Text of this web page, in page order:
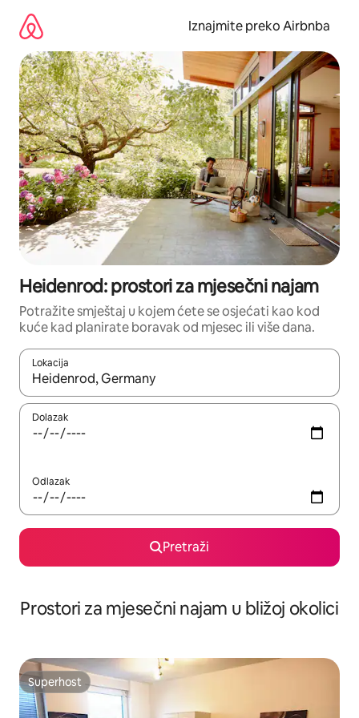
sadržaj
Iznajmite preko Airbnba
Heidenrod: prostori za mjesečni najam
Potražite smještaj u kojem ćete se osjećati kao kod
kuće kad planirate boravak od mjesec ili više dana.
Lokacija
Kada budu dostupni rezultati, moći ćete ih pregledati
Dolazak
Odlazak
Pretraži
Prostori za mjesečni najam u bližoj okolici
Superhost
Superhost